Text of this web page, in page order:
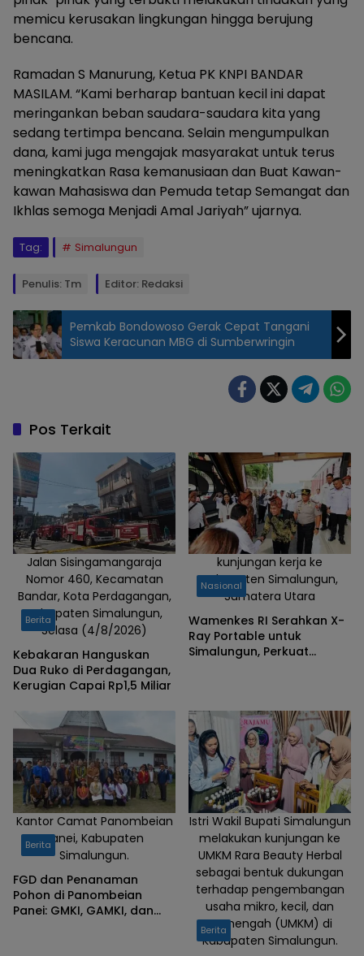
memicu kerusakan lingkungan hingga berujung
bencana.
Ramadan S Manurung, Ketua PK KNPI BANDAR
MASILAM. “Kami berharap bantuan kecil ini dapat
meringankan beban saudara-saudara kita yang
sedang tertimpa bencana. Selain mengumpulkan
dana, kami juga mengajak masyarakat untuk terus
meningkatkan Rasa kemanusiaan dan Buat Kawan-
kawan Mahasiswa dan Pemuda tetap Semangat dan
Ikhlas semoga Menjadi Amal Jariyah” ujarnya.
Tag: Simalungun
Penulis: Tm Editor: Redaksi
tergabung
organisasi
kemasyarakatan
menggelar aksi
penggalangan
dana untuk
membantu
warga yang
terdampak
bencana alam
yang terjadi di
beberapa
daerah
nya
Sumatera.2/12.
Pemkab Bondowoso Gerak Cepat Tangani
Siswa Keracunan MBG di Sumberwringin
Pos Terkait
Jalan Sisingamangaraja
Nomor 460, Kecamatan
Bandar, Kota Perdagangan,
Kabupaten Simalungun,
Selasa (4/8/2026)
Berita
Kebakaran Hanguskan
Dua Ruko di Perdagangan,
Kerugian Capai Rp1,5 Miliar
kunjungan kerja ke
Kabupaten Simalungun,
Sumatera Utara
Nasional
Wamenkes RI Serahkan X-
Ray Portable untuk
Simalungun, Perkuat
Kantor Camat Panombeian
Panei, Kabupaten
Simalungun.
Berita
FGD dan Penanaman
Pohon di Panombeian
Panei: GMKI, GAMKI, dan
Istri Wakil Bupati Simalungun
melakukan kunjungan ke
UMKM Rara Beauty Herbal
sebagai bentuk dukungan
terhadap pengembangan
usaha mikro, kecil, dan
menengah (UMKM) di
Kabupaten Simalungun.
Berita